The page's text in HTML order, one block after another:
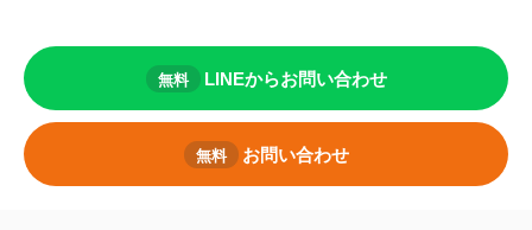
無料 LINEからお問い合わせ
無料 お問い合わせ